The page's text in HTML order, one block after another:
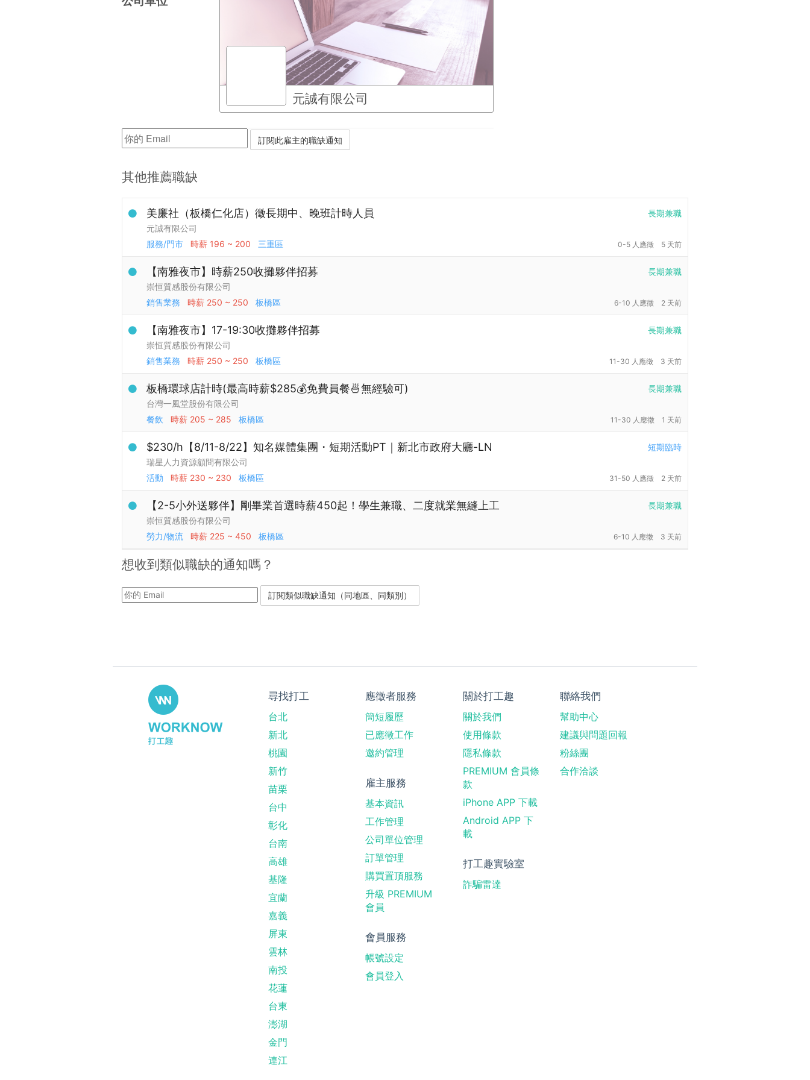
元誠有限公司
其他推薦職缺
長期兼職
美廉社（板橋仁化店）徵長期中、晚班計時人員
元誠有限公司
服務/門市
時薪 196 ~ 200 三重區 0-5 人應徵 5 天前
長期兼職
【南雅夜市】時薪250收攤夥伴招募
崇恒質感股份有限公司
銷售業務
時薪 250 ~ 250 板橋區 6-10 人應徵 2 天前
長期兼職
【南雅夜市】17-19:30收攤夥伴招募
崇恒質感股份有限公司
銷售業務
時薪 250 ~ 250 板橋區 11-30 人應徵 3 天前
長期兼職
板橋環球店計時(最高時薪$285💰免費員餐🍜無經驗可)
台灣一風堂股份有限公司
餐飲
時薪 205 ~ 285 板橋區 11-30 人應徵 1 天前
短期臨時
$230/h【8/11-8/22】知名媒體集團・短期活動PT｜新北市政府大廳-LN
瑞星人力資源顧問有限公司
活動
時薪 230 ~ 230 板橋區 31-50 人應徵 2 天前
長期兼職
【2-5小外送夥伴】剛畢業首選時薪450起！學生兼職、二度就業無縫上工
崇恒質感股份有限公司
勞力/物流
時薪 225 ~ 450 板橋區 6-10 人應徵 3 天前
想收到類似職缺的通知嗎？
尋找打工
台北
新北
桃園
新竹
苗栗
台中
彰化
台南
高雄
基隆
宜蘭
嘉義
屏東
雲林
南投
花蓮
台東
澎湖
金門
連江
應徵者服務
簡短履歷
已應徵工作
邀約管理
雇主服務
基本資訊
工作管理
公司單位管理
訂單管理
購買置頂服務
升級 PREMIUM
會員
會員服務
帳號設定
會員登入
關於打工趣
關於我們
使用條款
隱私條款
PREMIUM 會員條
款
iPhone APP 下載
Android APP 下
載
打工趣實驗室
詐騙雷達
聯絡我們
幫助中心
建議與問題回報
粉絲團
合作洽談